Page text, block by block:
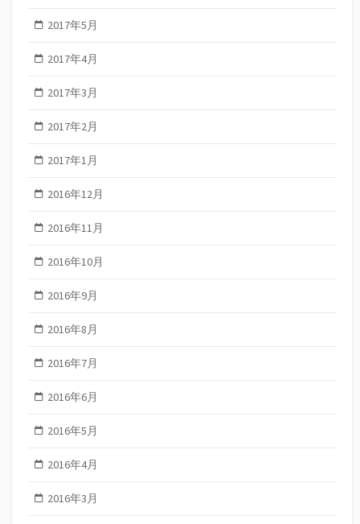
2017年5月
2017年4月
2017年3月
2017年2月
2017年1月
2016年12月
2016年11月
2016年10月
2016年9月
2016年8月
2016年7月
2016年6月
2016年5月
2016年4月
2016年3月